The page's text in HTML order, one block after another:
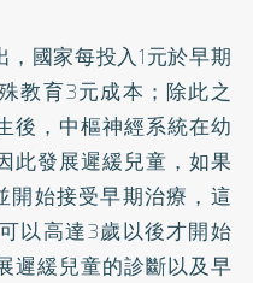
國家每投入1元於早期
教育3元成本；除此之
後，中樞神經系統在幼
此發展遲緩兒童，如果
開始接受早期治療，這
以高達3歲以後才開始
遲緩兒童的診斷以及早